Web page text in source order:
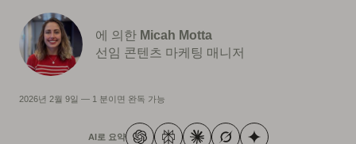
에 의한 Micah Motta
선임 콘텐츠 마케팅 매니저
2026년 2월 9일 — 1 분이면 완독 가능
AI로 요약